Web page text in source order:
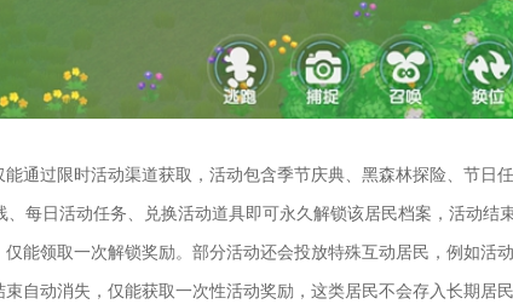
能通过限时活动渠道获取，活动包含季节庆典、黑森林探险、节日
、每日活动任务、兑换活动道具即可永久解锁该居民档案，活动结
能领取一次解锁奖励。部分活动还会投放特殊互动居民，例如活
自动消失，仅能获取一次性活动奖励，这类居民不会存入长期居民